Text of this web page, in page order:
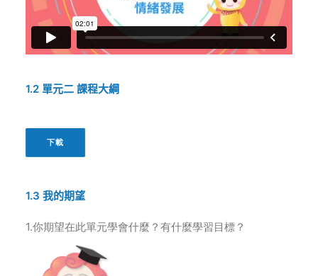
1.2 單元二 課程大綱
下載
1.3 我的期望
1.你期望在此單元學會什麼？有什麼學習目標？